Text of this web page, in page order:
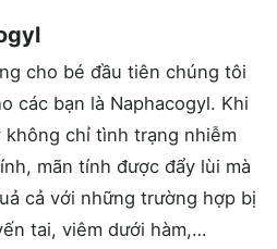
cho bé đầu tiên chúng tôi
các bạn là Naphacogyl. Khi
chỉ tình trạng nhiễm
mãn tính được đẩy lùi mà
cả với những trường hợp bị
tai, viêm dưới hàm,…